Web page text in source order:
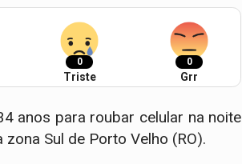
0
Triste
0
Grr
anos para roubar celular na noite
Sul de Porto Velho (RO).